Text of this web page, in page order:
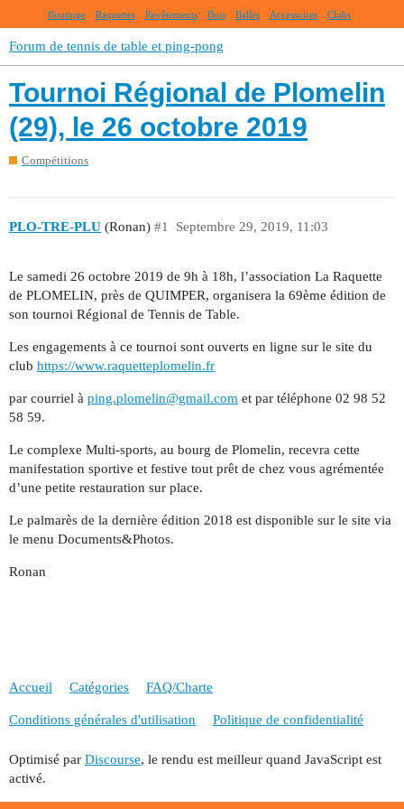
Boutique Raquettes Revêtements Bois Balles Accessoires Clubs
Forum de tennis de table et ping-pong
Tournoi Régional de Plomelin
(29), le 26 octobre 2019
Compétitions
PLO-TRE-PLU (Ronan) Septembre 29, 2019, 11:03
#1
Le samedi 26 octobre 2019 de 9h à 18h, l’association La Raquette
de PLOMELIN, près de QUIMPER, organisera la 69ème édition de
son tournoi Régional de Tennis de Table.
Les engagements à ce tournoi sont ouverts en ligne sur le site du
club https://www.raquetteplomelin.fr
par courriel à ping.plomelin@gmail.com et par téléphone 02 98 52
58 59.
Le complexe Multi-sports, au bourg de Plomelin, recevra cette
manifestation sportive et festive tout prêt de chez vous agrémentée
d’une petite restauration sur place.
Le palmarès de la dernière édition 2018 est disponible sur le site via
le menu Documents&Photos.
Ronan
Accueil Catégories FAQ/Charte
Conditions générales d'utilisation Politique de confidentialité
Optimisé par Discourse, le rendu est meilleur quand JavaScript est
activé.